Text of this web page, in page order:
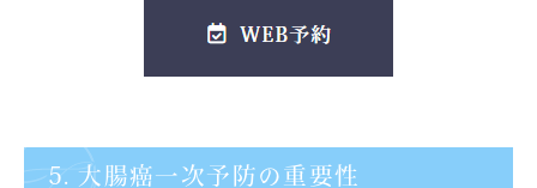
5. 大腸癌一次予防の重要性